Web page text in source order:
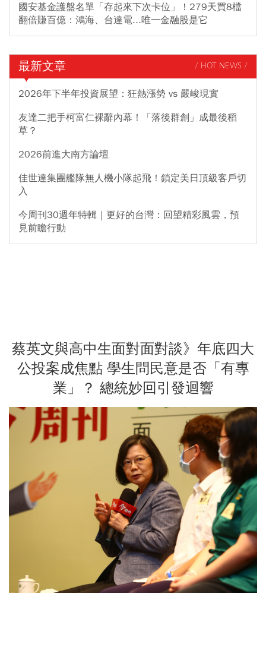
國安基金護盤名單「存起來下次卡位」！279天買8檔
翻倍賺百億：鴻海、台達電...唯一金融股是它
最新文章 / HOT NEWS /
2026年下半年投資展望：狂熱漲勢 vs 嚴峻現實
友達二把手柯富仁裸辭內幕！「落後群創」成最後稻
草？
2026前進大南方論壇
佳世達集團艦隊無人機小隊起飛！鎖定美日頂級客戶切
入
今周刊30週年特輯｜更好的台灣：回望精彩風雲，預
見前瞻行動
蔡英文與高中生面對面對談》年底四大
公投案成焦點 學生問民意是否「有專
業」？ 總統妙回引發迴響